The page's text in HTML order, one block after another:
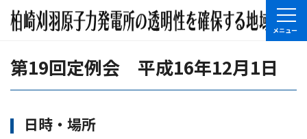
第19回定例会 平成16年12月1日
日時・場所